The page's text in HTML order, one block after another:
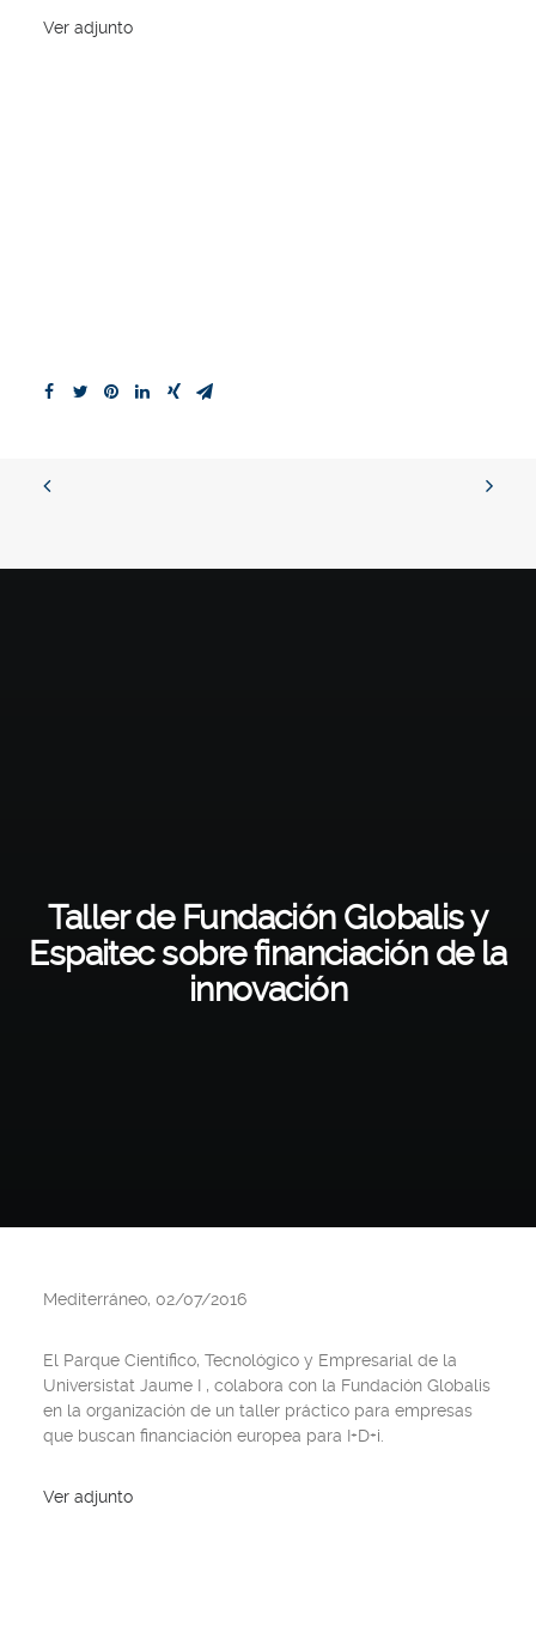
Ver adjunto
Taller de Fundación Globalis y
Espaitec sobre financiación de la
innovación
Mediterráneo, 02/07/2016
El Parque Científico, Tecnológico y Empresarial de la
Universistat Jaume I , colabora con la Fundación Globalis
en la organización de un taller práctico para empresas
que buscan financiación europea para I+D+i.
Ver adjunto